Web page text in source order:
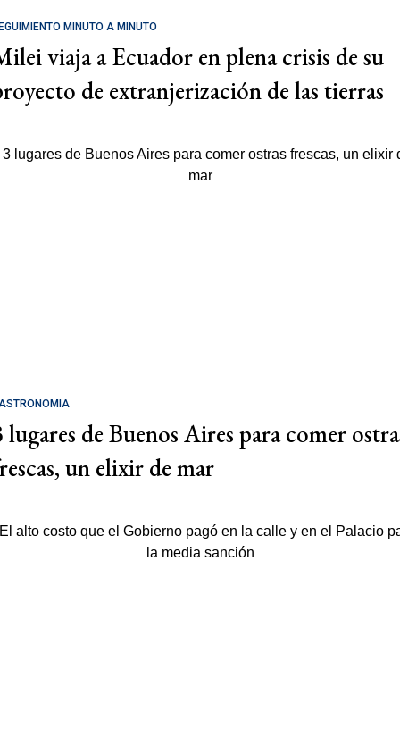
MINUTO A MINUTO
viaja a Ecuador en plena crisis de su
de extranjerización de las tierras
lugares de Buenos Aires para comer
un elixir de mar